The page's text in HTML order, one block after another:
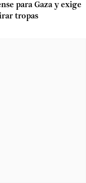
para Gaza y exige
tropas